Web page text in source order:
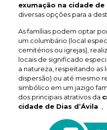
exumação na cidade de
diversas opções para a
As famílias podem optar
um columbário (local
cemitérios ou igrejas),
locais de significado
a natureza, respeitando as
dispersão) ou até mesmo
simbólico em um jazigo
dos principais atrativos da
cidade de Dias d’Ávila